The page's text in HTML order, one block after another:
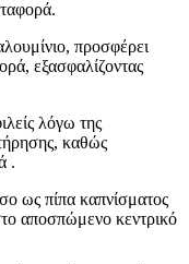
προσφέρει
εξασφαλίζοντας
λόγω της
καθώς
.
ως πίπα καπνίσματος
αποσπώμενο κεντρικό